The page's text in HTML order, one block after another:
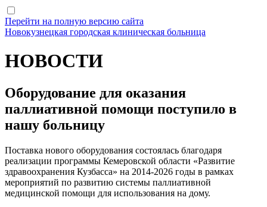
Перейти на полную версию сайта
Новокузнецкая городская клиническая больница
НОВОСТИ
Оборудование для оказания
паллиативной помощи поступило в
нашу больницу
Поставка нового оборудования состоялась благодаря
реализации программы Кемеровской области «Развитие
здравоохранения Кузбасса» на 2014-2026 годы в рамках
мероприятий по развитию системы паллиативной
медицинской помощи для использования на дому.